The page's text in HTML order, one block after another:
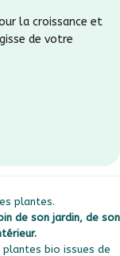
la croissance et
de votre
plantes.
de son jardin, de son
plantes bio issues de